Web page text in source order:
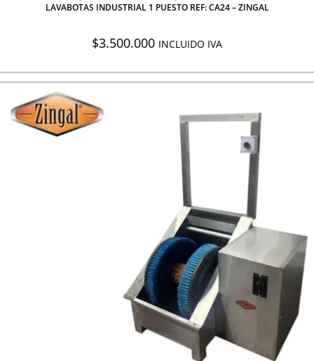
LAVABOTAS INDUSTRIAL 1 PUESTO REF: CA24 – ZINGAL
$3.500.000 INCLUIDO IVA